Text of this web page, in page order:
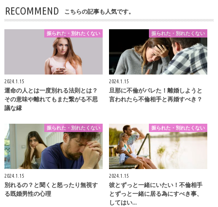
RECOMMEND こちらの記事も人気です。
振られた・別れたくない
2024.1.15
運命の人とは一度別れる法則とは？
その意味や離れてもまた繋がる不思
議な縁
振られた・別れたくない
2024.1.15
旦那に不倫がバレた！離婚しようと
言われたら不倫相手と再婚すべき？
振られた・別れたくない
2024.1.15
別れるの？と聞くと怒ったり無視す
る既婚男性の心理
振られた・別れたくない
2024.1.15
彼とずっと一緒にいたい！不倫相手
とずっと一緒に居る為にすべき事、
してはい…